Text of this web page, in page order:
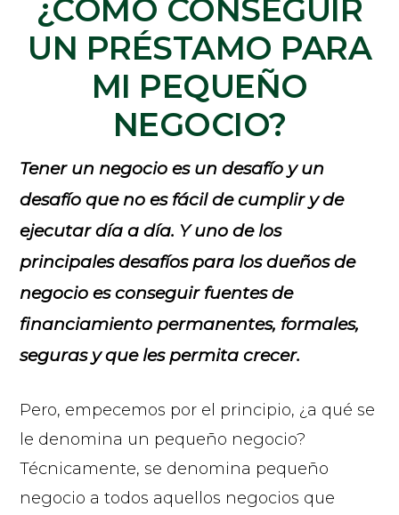
¿CÓMO CONSEGUIR
UN PRÉSTAMO PARA
MI PEQUEÑO
NEGOCIO?
Tener un negocio es un desafío y un
desafío que no es fácil de cumplir y de
ejecutar día a día. Y uno de los
principales desafíos para los dueños de
negocio es conseguir fuentes de
financiamiento permanentes, formales,
seguras y que les permita crecer.
Pero, empecemos por el principio, ¿a qué se
le denomina un pequeño negocio?
Técnicamente, se denomina pequeño
negocio a todos aquellos negocios que